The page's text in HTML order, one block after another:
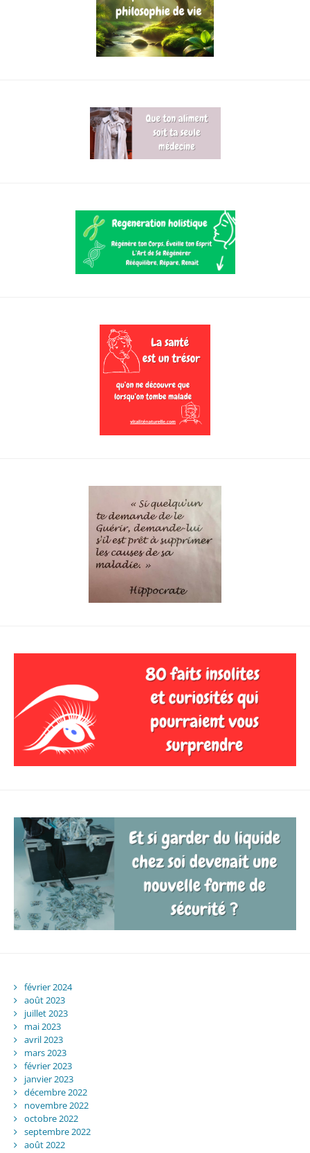
février 2024
août 2023
juillet 2023
mai 2023
avril 2023
mars 2023
février 2023
janvier 2023
décembre 2022
novembre 2022
octobre 2022
septembre 2022
août 2022